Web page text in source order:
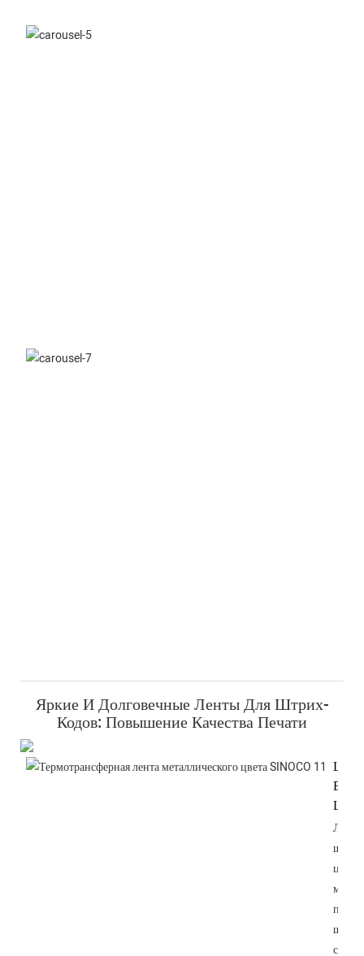
Яркие И Долговечные Ленты Для Штрих-
Кодов: Повышение Качества Печати
цвета